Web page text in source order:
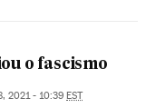
o fascismo
2021 - 10:39 EST